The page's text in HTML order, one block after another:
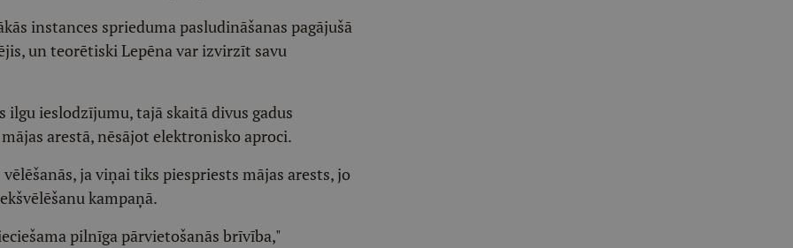
instances sprieduma pasludināšanas pagājušā
un teorētiski Lepēna var izvirzīt savu
ilgu ieslodzījumu, tajā skaitā divus gadus
arestā, nēsājot elektronisko aproci.
ja viņai tiks piespriests mājas arests, jo
kampaņā.
pilnīga pārvietošanās brīvība,"